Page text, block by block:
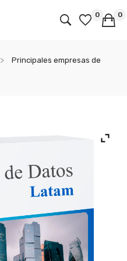
0 0
Principales empresas de